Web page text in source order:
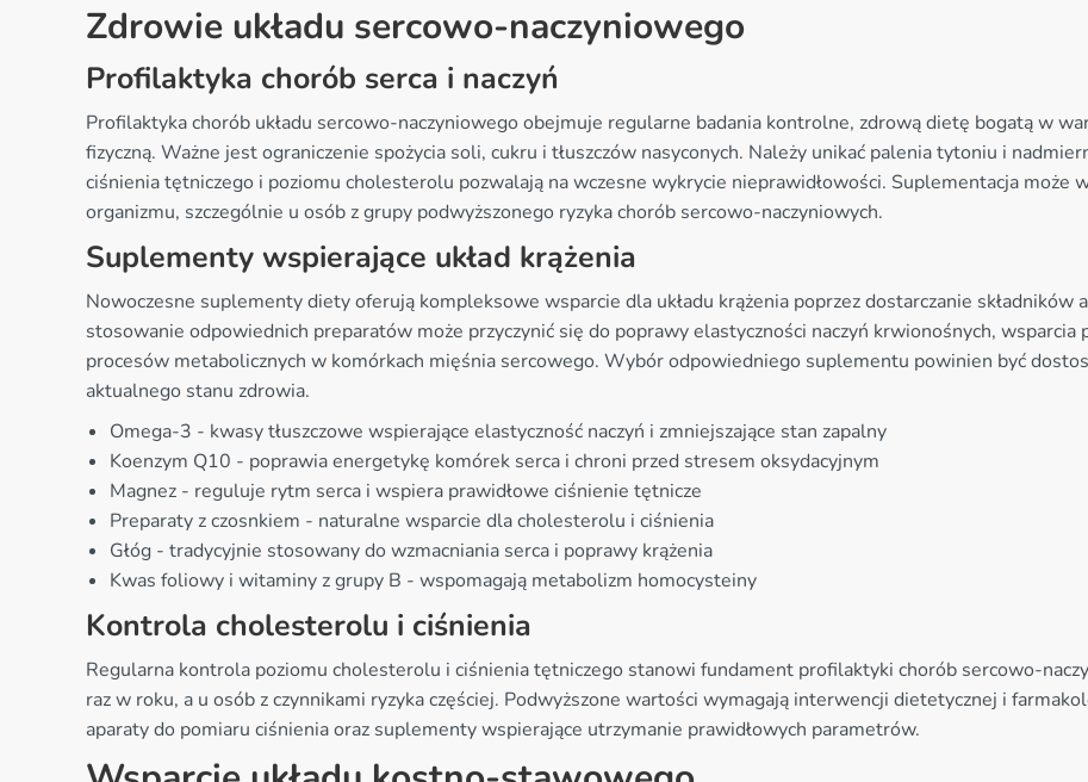
Zdrowie układu sercowo-naczyniowego
Profilaktyka chorób serca i naczyń
Profilaktyka chorób układu sercowo-naczyniowego obejmuje regularne badania kontrolne, zdrową dietę bogatą w
fizyczną. Ważne jest ograniczenie spożycia soli, cukru i tłuszczów nasyconych. Należy unikać palenia tytoniu i
ciśnienia tętniczego i poziomu cholesterolu pozwalają na wczesne wykrycie nieprawidłowości. Suplementacja może
organizmu, szczególnie u osób z grupy podwyższonego ryzyka chorób sercowo-naczyniowych.
Suplementy wspierające układ krążenia
Nowoczesne suplementy diety oferują kompleksowe wsparcie dla układu krążenia poprzez dostarczanie
stosowanie odpowiednich preparatów może przyczynić się do poprawy elastyczności naczyń krwionośnych, wsparcia
procesów metabolicznych w komórkach mięśnia sercowego. Wybór odpowiedniego suplementu powinien być
aktualnego stanu zdrowia.
Omega-3 - kwasy tłuszczowe wspierające elastyczność naczyń i zmniejszające stan zapalny
Koenzym Q10 - poprawia energetykę komórek serca i chroni przed stresem oksydacyjnym
Magnez - reguluje rytm serca i wspiera prawidłowe ciśnienie tętnicze
Preparaty z czosnkiem - naturalne wsparcie dla cholesterolu i ciśnienia
Głóg - tradycyjnie stosowany do wzmacniania serca i poprawy krążenia
Kwas foliowy i witaminy z grupy B - wspomagają metabolizm homocysteiny
Kontrola cholesterolu i ciśnienia
Regularna kontrola poziomu cholesterolu i ciśnienia tętniczego stanowi fundament profilaktyki chorób sercowo-
raz w roku, a u osób z czynnikami ryzyka częściej. Podwyższone wartości wymagają interwencji dietetycznej i
aparaty do pomiaru ciśnienia oraz suplementy wspierające utrzymanie prawidłowych parametrów.